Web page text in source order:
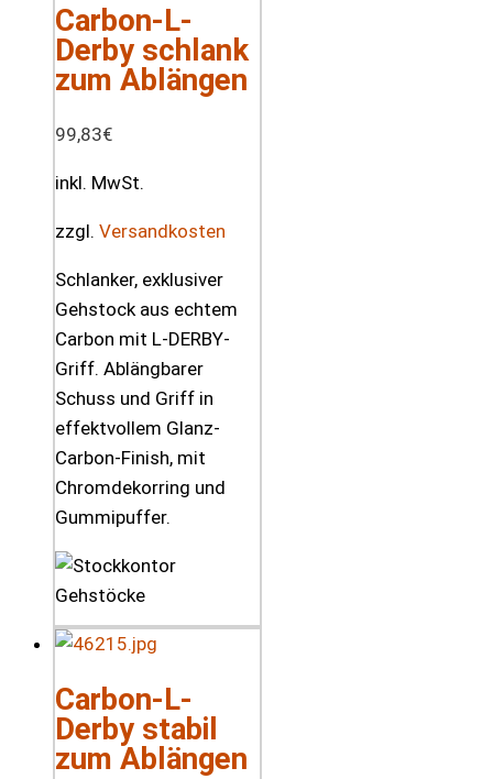
Carbon-L-
Derby schlank
zum Ablängen
99,83€
inkl. MwSt.
zzgl. Versandkosten
Schlanker, exklusiver
Gehstock aus echtem
Carbon mit L-DERBY-
Griff. Ablängbarer
Schuss und Griff in
effektvollem Glanz-
Carbon-Finish, mit
Chromdekorring und
Gummipuffer.
Carbon-L-
Derby stabil
zum Ablängen